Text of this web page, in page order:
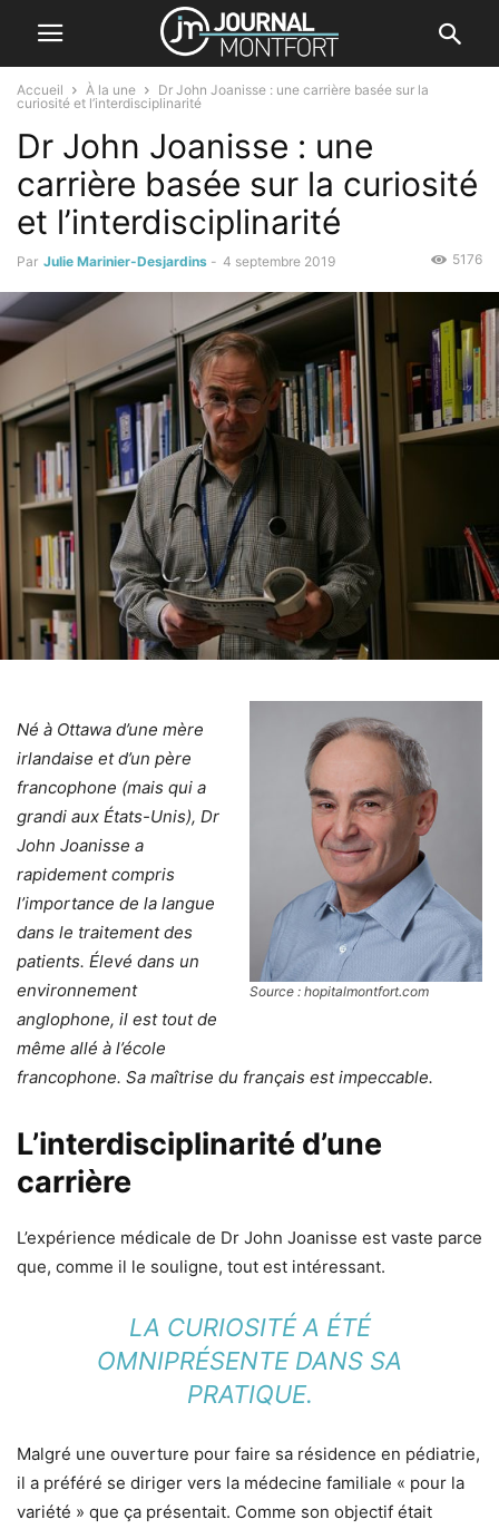
Accueil À la une
Dr John Joanisse : une carrière basée sur la
curiosité et l’interdisciplinarité
Dr John Joanisse : une
carrière basée sur la curiosité
et l’interdisciplinarité
Par Julie Marinier-Desjardins - 4 septembre 2019 5176
Source : hopitalmontfort.com
Né à Ottawa d’une mère
irlandaise et d’un père
francophone (mais qui a
grandi aux États-Unis), Dr
John Joanisse a
rapidement compris
l’importance de la langue
dans le traitement des
patients. Élevé dans un
environnement
anglophone, il est tout de
même allé à l’école
francophone. Sa maîtrise du français est impeccable.
L’interdisciplinarité d’une
carrière
L’expérience médicale de Dr John Joanisse est vaste parce
que, comme il le souligne, tout est intéressant.
LA CURIOSITÉ A ÉTÉ
OMNIPRÉSENTE DANS SA
PRATIQUE.
Malgré une ouverture pour faire sa résidence en pédiatrie,
il a préféré se diriger vers la médecine familiale « pour la
variété » que ça présentait. Comme son objectif était